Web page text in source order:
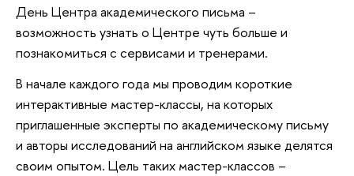
День Центра академического письма –
возможность узнать о Центре чуть больше и
познакомиться с сервисами и тренерами.
В начале каждого года мы проводим короткие
интерактивные мастер-классы, на которых
приглашенные эксперты по академическому письму
и авторы исследований на английском языке делятся
своим опытом. Цель таких мастер-классов –